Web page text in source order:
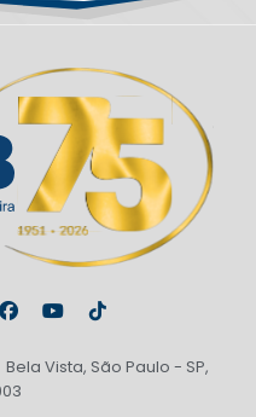
Vista, São Paulo - SP,